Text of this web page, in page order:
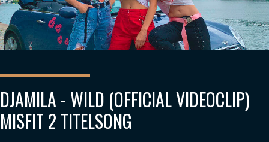
DJAMILA - WILD (OFFICIAL VIDEOCLIP)
MISFIT 2 TITELSONG